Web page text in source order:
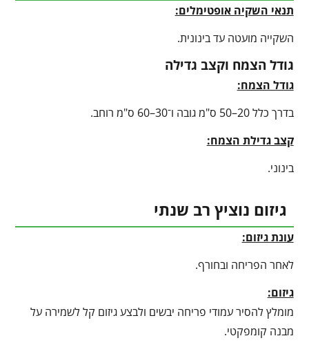
תנאי השקיה אופטימלים:
השקייה מועטה עד בינונית.
גודל הצמח וקצב גדילה
גודל הצמח:
בדרך כלל 20–50 ס"מ גובה ו־30–60 ס"מ רוחב.
קצב גדילת הצמח:
בינוני.
גיזום נוציץ רב שנתי
עונת גיזום:
לאחר הפריחה ובחורף.
גיזום:
מומלץ להסיר עמודי פריחה יבשים ולבצע גיזום קל לשמירה על
מבנה קומפקטי.